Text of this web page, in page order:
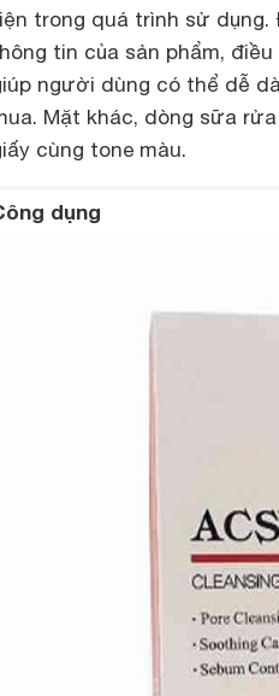
trong quá trình sử
tin của sản phẩm,
người dùng có thể dễ
Mặt khác, dòng sữa
cùng tone màu.
dụng